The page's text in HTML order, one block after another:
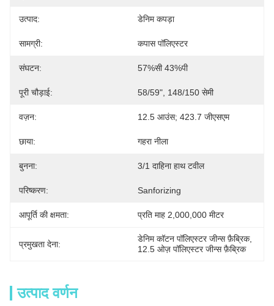
उत्पाद: डेनिम कपड़ा
सामग्री: कपास पॉलिएस्टर
संघटन: 57%सी 43%पी
पूरी चौड़ाई: 58/59", 148/150 सेमी
वज़न: 12.5 आउंस; 423.7 जीएसएम
छाया: गहरा नीला
बुनना: 3/1 दाहिना हाथ टवील
परिष्करण: Sanforizing
आपूर्ति की क्षमता: प्रति माह 2,000,000 मीटर
प्रमुखता देना:
डेनिम कॉटन पॉलिएस्टर जीन्स फ़ैब्रिक
12.5 ओज़ पॉलिएस्टर जीन्स फ़ैब्रिक
उत्पाद वर्णन